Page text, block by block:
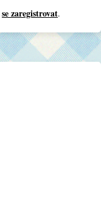
se zaregistrovat.